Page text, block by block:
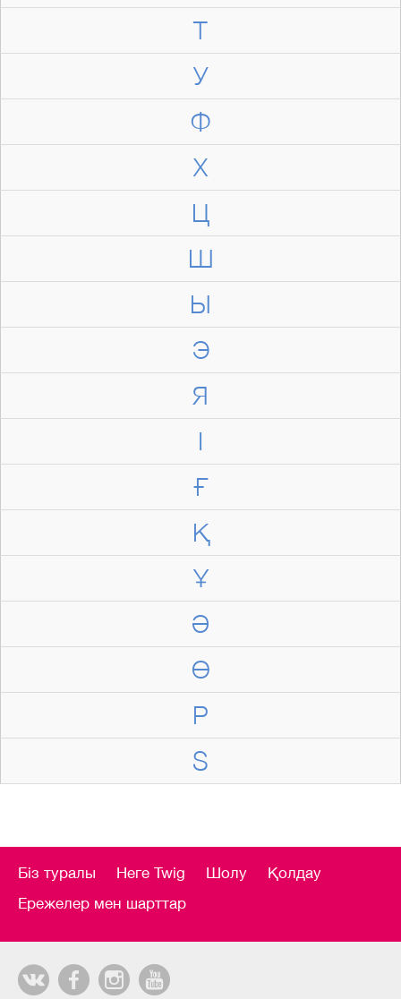
Т
У
Ф
Х
Ц
Ш
Ы
Э
Я
І
Ғ
Қ
Ұ
Ә
Ө
P
S
Біз туралы Неге Twig Шолу
Қолдау
Ережелер мен шарттар